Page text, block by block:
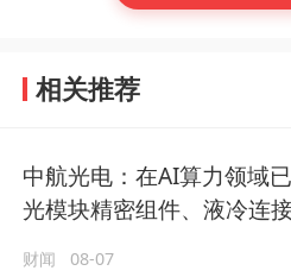
相关推荐
中航光电：在AI算力领域
光模块精密组件、液冷连
财闻 08-07